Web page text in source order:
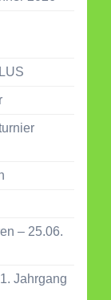
– 25.06.
Jahrgang